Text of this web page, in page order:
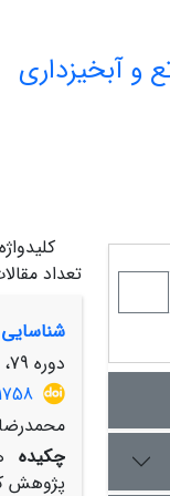
و آبخیزداری
تعداد
شناسایی
دوره 79، شماره 1، بهار 1405، صفحه
چکیده
پژوهش